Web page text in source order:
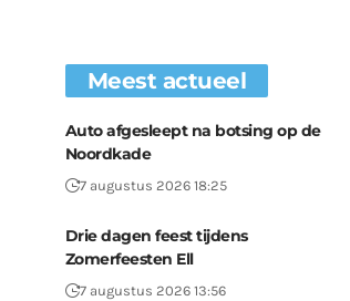
Meest actueel
Auto afgesleept na botsing op de
Noordkade
7 augustus 2026 18:25
Drie dagen feest tijdens
Zomerfeesten Ell
7 augustus 2026 13:56